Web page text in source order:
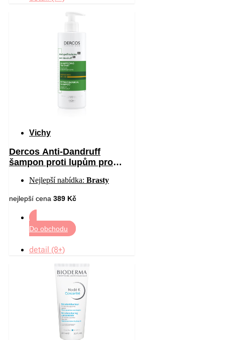
Vichy
Dercos Anti-Dandruff
šampon proti lupům pro
Nejlepší nabídka: Brasty
nejlepší cena 389 Kč
Do obchodu
detail (8+)